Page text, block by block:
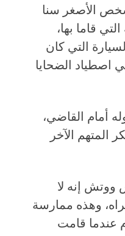
الأصغر سنا
قاما بها،
التي كان
اصطياد الضحايا
أمام القاضي،
المتهم الآخر
ووتش إنه لا
وهذه ممارسة
عندما قامت